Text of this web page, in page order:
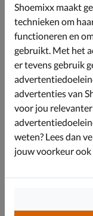
Gevoerd met
zich
Voorzien van
Dankzij het
voet ervaar jij
Afgewerkt met
van 2 cm. De
zomerse vibes.
Specificaties
Over Dolcis
Bekijk
Shoemixx maakt
technieken om
functioneren en
gebruikt. Met het
er tevens gebruik
advertenties van
voor jou
weten? Lees dan
jouw voorkeur ook